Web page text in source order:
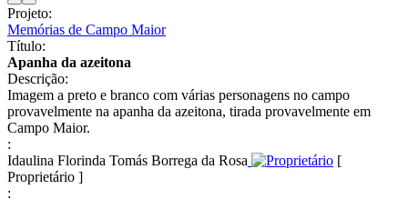
Projeto:
Memórias de Campo Maior
Título:
Apanha da azeitona
Descrição:
Imagem a preto e branco com várias personagens no campo
provavelmente na apanha da azeitona, tirada provavelmente em
Campo Maior.
:
Idaulina Florinda Tomás Borrega da Rosa
[
Proprietário ]
: